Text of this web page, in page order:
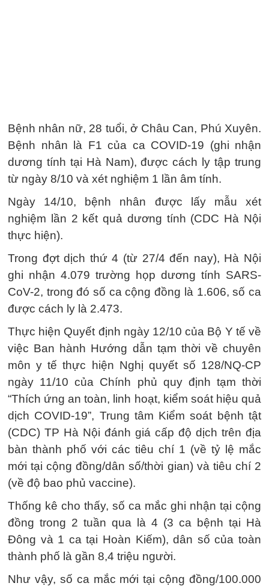
Bệnh nhân nữ, 28 tuổi, ở Châu Can, Phú Xuyên.
Bệnh nhân là F1 của ca COVID-19 (ghi nhận
dương tính tại Hà Nam), được cách ly tập trung
từ ngày 8/10 và xét nghiệm 1 lần âm tính.
Ngày 14/10, bệnh nhân được lấy mẫu xét
nghiệm lần 2 kết quả dương tính (CDC Hà Nội
thực hiện).
Trong đợt dịch thứ 4 (từ 27/4 đến nay), Hà Nội
ghi nhận 4.079 trường họp dương tính SARS-
CoV-2, trong đó số ca cộng đồng là 1.606, số ca
được cách ly là 2.473.
Thực hiện Quyết định ngày 12/10 của Bộ Y tế về
việc Ban hành Hướng dẫn tạm thời về chuyên
môn y tế thực hiện Nghị quyết số 128/NQ-CP
ngày 11/10 của Chính phủ quy định tạm thời
“Thích ứng an toàn, linh hoạt, kiểm soát hiệu quả
dịch COVID-19”, Trung tâm Kiểm soát bệnh tật
(CDC) TP Hà Nội đánh giá cấp độ dịch trên địa
bàn thành phố với các tiêu chí 1 (về tỷ lệ mắc
mới tại cộng đồng/dân số/thời gian) và tiêu chí 2
(về độ bao phủ vaccine).
Thống kê cho thấy, số ca mắc ghi nhận tại cộng
đồng trong 2 tuần qua là 4 (3 ca bệnh tại Hà
Đông và 1 ca tại Hoàn Kiếm), dân số của toàn
thành phố là gần 8,4 triệu người.
Như vậy, số ca mắc mới tại cộng đồng/100.000